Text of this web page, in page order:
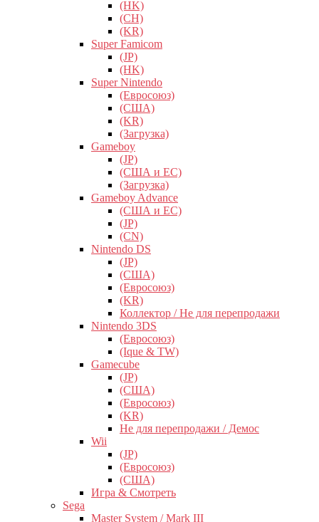
(HK)
(CH)
(KR)
Super Famicom
(JP)
(HK)
Super Nintendo
(Евросоюз)
(США)
(KR)
(Загрузка)
Gameboy
(JP)
(США и ЕС)
(Загрузка)
Gameboy Advance
(США и ЕС)
(JP)
(CN)
Nintendo DS
(JP)
(США)
(Евросоюз)
(KR)
Коллектор / Не для перепродажи
Nintendo 3DS
(Евросоюз)
(Ique & TW)
Gamecube
(JP)
(США)
(Евросоюз)
(KR)
Не для перепродажи / Демос
Wii
(JP)
(Евросоюз)
(США)
Игра & Смотреть
Sega
Master System / Mark III